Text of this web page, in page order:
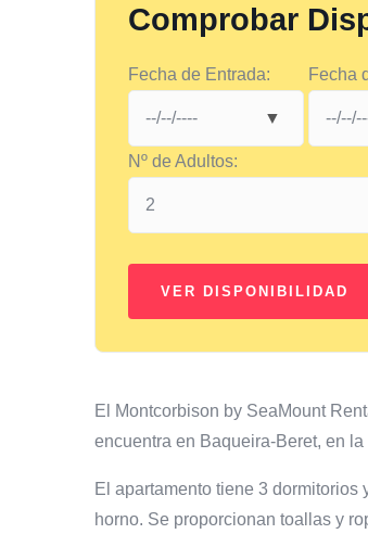
Comprobar
Fecha de Entrada: Fecha
Nº de Adultos:
El Montcorbison by SeaMount
encuentra en Baqueira-Beret, en
El apartamento tiene 3
horno. Se proporcionan toallas y